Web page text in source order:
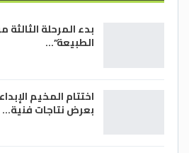
بدء المرحلة
الطبيعة”…
اختتام المخيم
بعرض نتاجات فنية…